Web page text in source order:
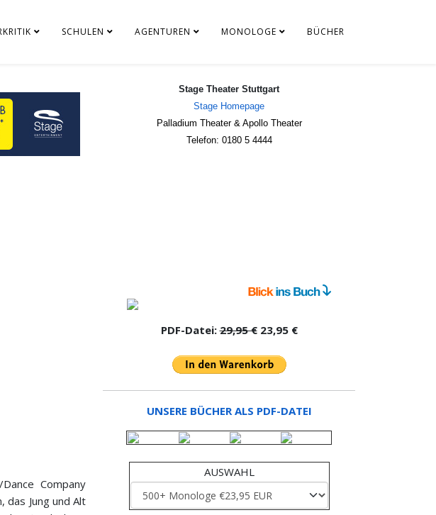
SCHULEN AGENTUREN MONOLOGE BÜCHER
Stage Theater Stuttgart
Stage Homepage
Palladium Theater & Apollo Theater
Telefon: 0180 5 4444
Company
das Jung und Alt
PDF-Datei:29,95 €23,95 €
UNSERE BÜCHER ALS PDF-DATEI
AUSWAHL